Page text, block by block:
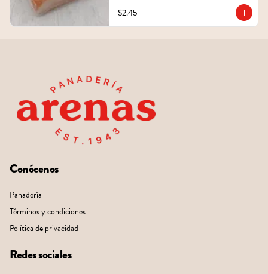
$2.45
Conócenos
Panadería
Términos y condiciones
Política de privacidad
Redes sociales